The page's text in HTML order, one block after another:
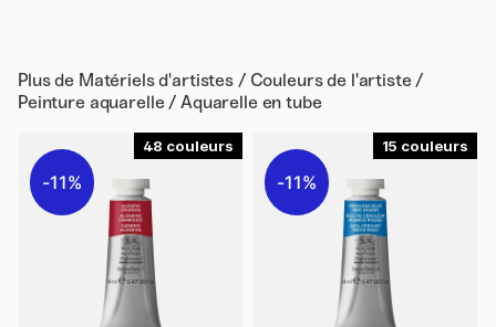
Plus de Matériels d'artistes / Couleurs de l'artiste /
Peinture aquarelle / Aquarelle en tube
48
11%
15
11%